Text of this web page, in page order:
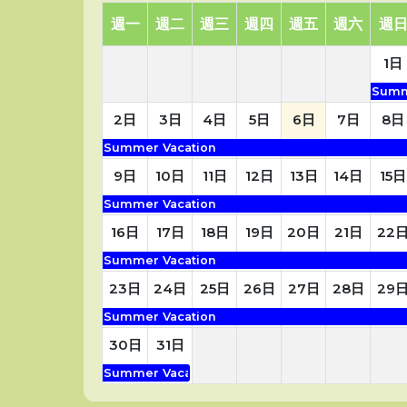
12名畢業生入讀醫學院
週一 週二 週三 週四 週五 週六 週日
1日
2日 3日 4日 5日 6日 7日 8日
Summer Vacation
9日 10日 11日 12日 13日 14日 15日
Summer Vacation
16日 17日 18日 19日 20日 21日 22日
Summer Vacation
23日 24日 25日 26日 27日 28日 29日
Summer Vacation
30日 31日
Summer Vacation